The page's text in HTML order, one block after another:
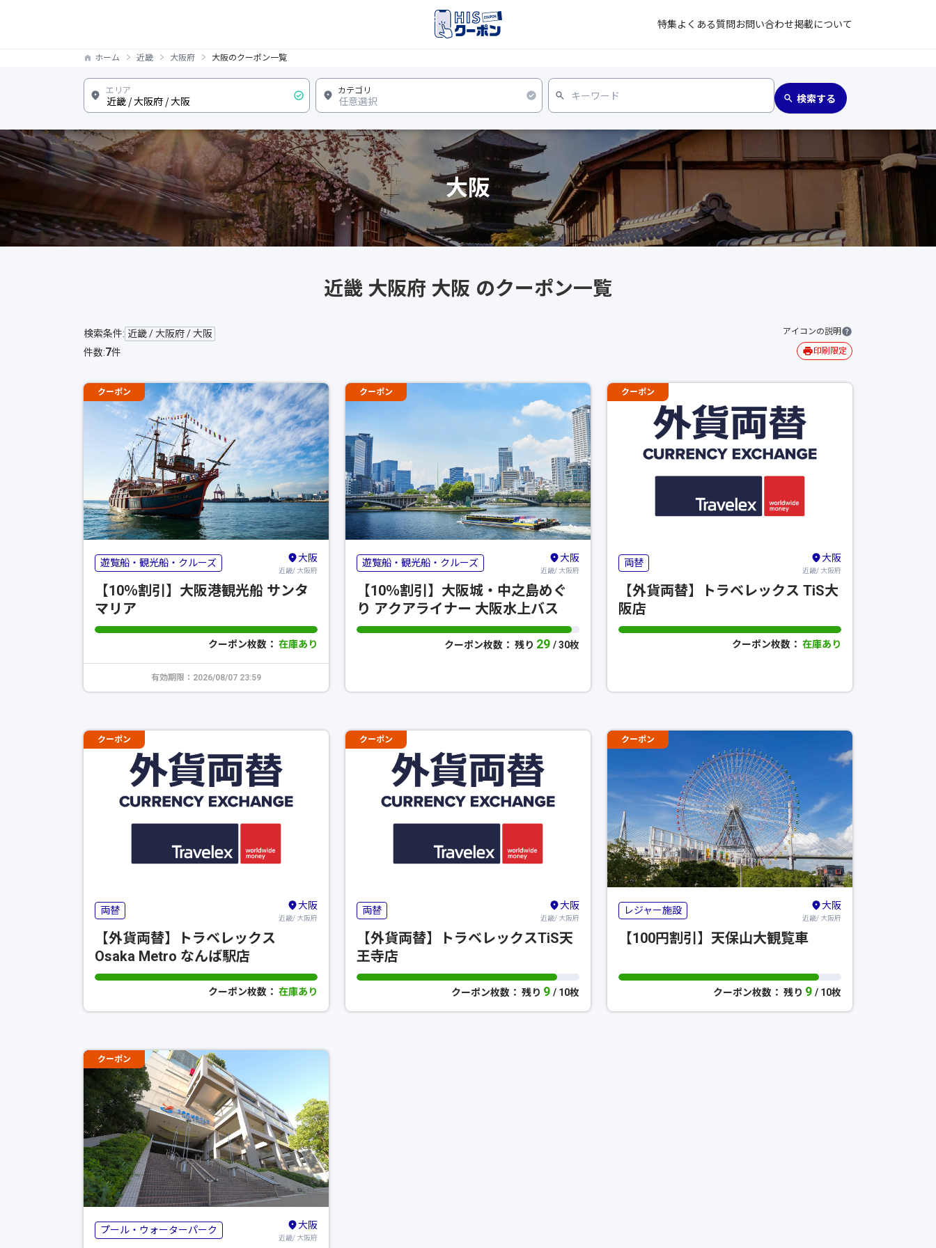
特集よくある質問お問い合わせ掲載について
ホーム 近畿 大阪府 大阪のクーポン一覧
大阪
近畿 大阪府 大阪 のクーポン一覧
検索条件: 近畿 / 大阪府 / 大阪
件数:7件
アイコンの説明
印刷限定
クーポン
遊覧船・観光船・クルーズ 大阪
近畿/ 大阪府
【10％割引】大阪港観光船 サンタ
マリア
クーポン枚数： 在庫あり
有効期限：2026/08/07 23:59
クーポン
遊覧船・観光船・クルーズ 大阪
近畿/ 大阪府
【10％割引】大阪城・中之島めぐ
り アクアライナー 大阪水上バス
クーポン枚数： 残り 29 / 30枚
クーポン
両替 大阪
近畿/ 大阪府
【外貨両替】トラベレックス TiS大
阪店
クーポン枚数： 在庫あり
クーポン
両替 大阪
近畿/ 大阪府
【外貨両替】トラベレックス
Osaka Metro なんば駅店
クーポン枚数： 在庫あり
クーポン
両替 大阪
近畿/ 大阪府
【外貨両替】トラベレックスTiS天
王寺店
クーポン枚数： 残り 9 / 10枚
クーポン
レジャー施設 大阪
近畿/ 大阪府
【100円割引】天保山大観覧車
クーポン枚数： 残り 9 / 10枚
クーポン
プール・ウォーターパーク 大阪
近畿/ 大阪府